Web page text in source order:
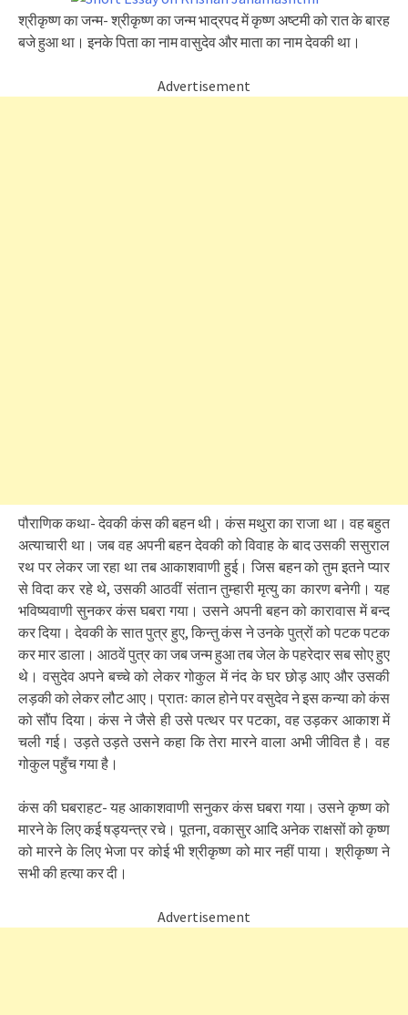
श्रीकृष्ण का जन्म- श्रीकृष्ण का जन्म भाद्रपद में कृष्ण अष्टमी को रात के बारह
बजे हुआ था। इनके पिता का नाम वासुदेव और माता का नाम देवकी था।
Advertisement
पौराणिक कथा- देवकी कंस की बहन थी। कंस मथुरा का राजा था। वह बहुत
अत्याचारी था। जब वह अपनी बहन देवकी को विवाह के बाद उसकी ससुराल
रथ पर लेकर जा रहा था तब आकाशवाणी हुई। जिस बहन को तुम इतने प्यार
से विदा कर रहे थे, उसकी आठवीं संतान तुम्हारी मृत्यु का कारण बनेगी। यह
भविष्यवाणी सुनकर कंस घबरा गया। उसने अपनी बहन को कारावास में बन्द
कर दिया। देवकी के सात पुत्र हुए, किन्तु कंस ने उनके पुत्रों को पटक पटक
कर मार डाला। आठवें पुत्र का जब जन्म हुआ तब जेल के पहरेदार सब सोए हुए
थे। वसुदेव अपने बच्चे को लेकर गोकुल में नंद के घर छोड़ आए और उसकी
लड़की को लेकर लौट आए। प्रातः काल होने पर वसुदेव ने इस कन्या को कंस
को सौंप दिया। कंस ने जैसे ही उसे पत्थर पर पटका, वह उड़कर आकाश में
चली गई। उड़ते उड़ते उसने कहा कि तेरा मारने वाला अभी जीवित है। वह
गोकुल पहुँच गया है।
कंस की घबराहट- यह आकाशवाणी सनुकर कंस घबरा गया। उसने कृष्ण को
मारने के लिए कई षड्यन्त्र रचे। पूतना, वकासुर आदि अनेक राक्षसों को कृष्ण
को मारने के लिए भेजा पर कोई भी श्रीकृष्ण को मार नहीं पाया। श्रीकृष्ण ने
सभी की हत्या कर दी।
Advertisement